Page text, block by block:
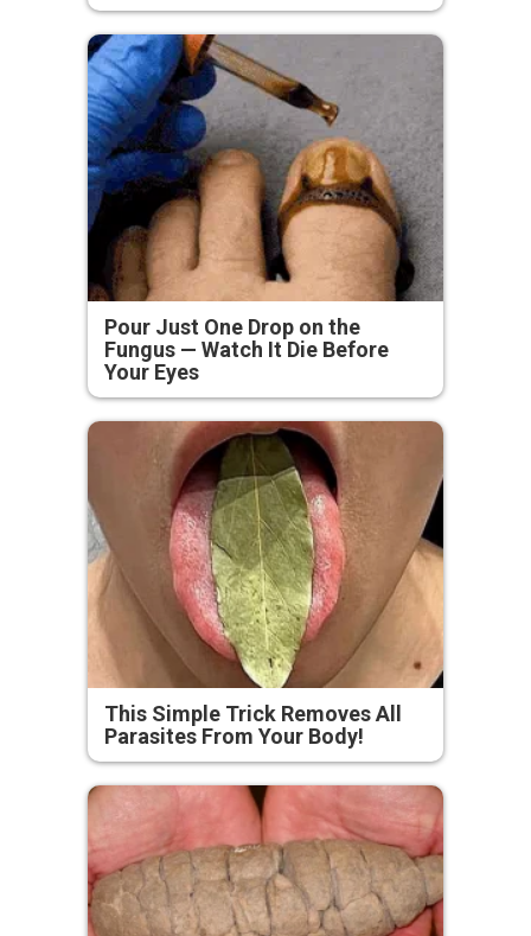
Pour Just One Drop on the
Fungus — Watch It Die Before
Your Eyes
This Simple Trick Removes All
Parasites From Your Body!